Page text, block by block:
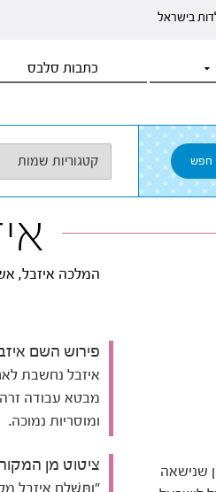
בישראל
כתבות סלבס
המלכה איזבל,
שנישאה
פירוש השם
איזבל נחשבת
מבטא עבודה
ומוסריות נמוכה.
ציטוט מן
"וַתִּשְׁלַח אִיזֶבֶל